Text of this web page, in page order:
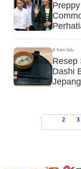
4 hari lalu
Resep
Dashi
Jepang
2 3